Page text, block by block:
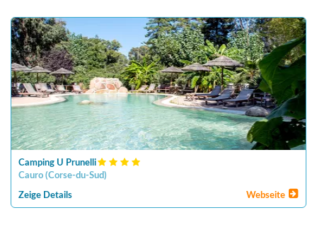
Camping U Prunelli
Cauro (Corse-du-Sud)
Zeige Details Webseite